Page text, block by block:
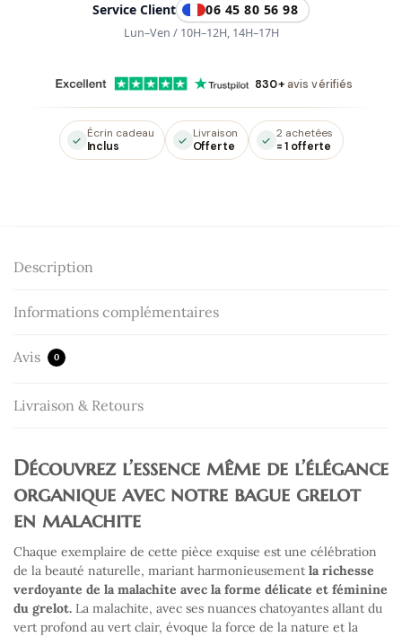
Service Client 06 45 80 56 98
Lun–Ven / 10H–12H, 14H–17H
830+avis vérifiés
Écrin cadeau
Inclus
Livraison
Offerte
2 achetées
= 1 offerte
Description
Informations complémentaires
Avis 0
Livraison & Retours
Découvrez l’essence même de l’élégance
organique avec notre bague grelot
en malachite
Chaque exemplaire de cette pièce exquise est une célébration
de la beauté naturelle, mariant harmonieusement la richesse
verdoyante de la malachite avec la forme délicate et féminine
du grelot. La malachite, avec ses nuances chatoyantes allant du
vert profond au vert clair, évoque la force de la nature et la